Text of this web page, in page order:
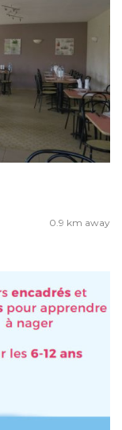
0.9 km away